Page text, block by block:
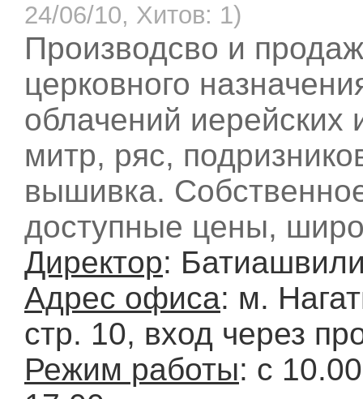
24/06/10, Хитов: 1)
Производсво и
церковного
облачений иерейских
митр, ряс,
вышивка.
доступные цены,
Директор:
Адрес офиса: м.
стр. 10, вход через
Режим работы: c